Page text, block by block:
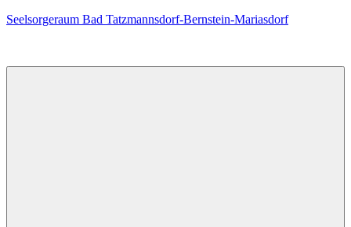
Zum
Seelsorgeraum Bad Tatzmannsdorf-Bernstein-Mariasdorf